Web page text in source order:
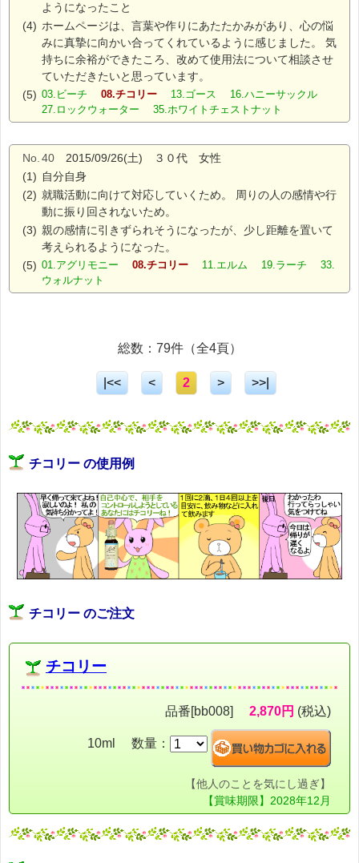
ようになったこと
(4) ホームページは、言葉や作りにあたたかみがあり、心の悩
みに真摯に向かい合ってくれているように感じました。 気
持ちに余裕ができたころ、改めて使用法について相談させ
ていただきたいと思っています。
(5) 03.ビーチ 08.チコリー
13.ゴース 16.ハニーサックル
27.ロックウォーター 35.ホワイトチェストナット
No. 40 2015/09/26(土) ３０代 女性
(1) 自分自身
(2) 就職活動に向けて対応していくため。 周りの人の感情や行
動に振り回されないため。
(3) 親の感情に引きずられそうになったが、少し距離を置いて
考えられるようになった。
(5) 01.アグリモニー 08.チコリー
11.エルム 19.ラーチ 33.
ウォルナット
総数：79件（全4頁）
|<< < 2 > >>|
チコリー の使用例
チコリー のご注文
チコリー
品番[bb008] 2,870円 (税込)
10ml 数量：
【他人のことを気にし過ぎ】
【賞味期限】2028年12月